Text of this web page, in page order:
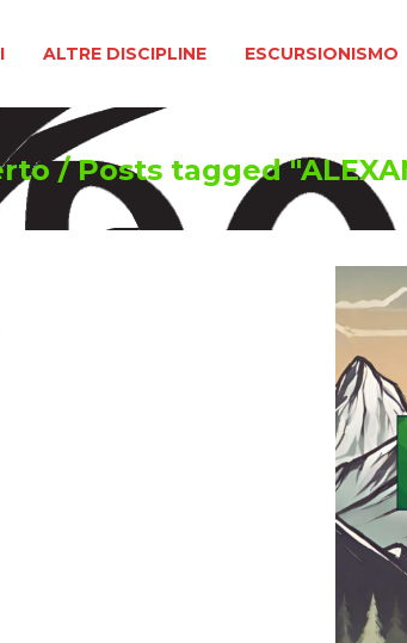
ALTRE DISCIPLINE ESCURSIONISMO
/Posts tagged